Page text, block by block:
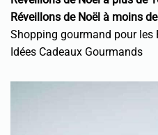
Réveillons de Noël à moins
Shopping gourmand pour les
Idées Cadeaux Gourmands